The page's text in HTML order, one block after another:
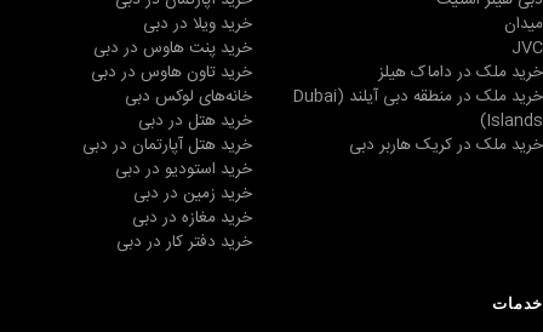
میدان
JVC
خرید ملک در داماک هیلز
خرید ملک در منطقه دبی آیلند (Dubai
Islands)
خرید ملک در کریک هاربر دبی
خرید ویلا در دبی
خرید پنت هاوس در دبی
خرید تاون هاوس در دبی
خانه‌های لوکس دبی
خرید هتل در دبی
خرید هتل آپارتمان در دبی
خرید استودیو در دبی
خرید زمین در دبی
خرید مغازه در دبی
خرید دفتر کار در دبی
خدمات